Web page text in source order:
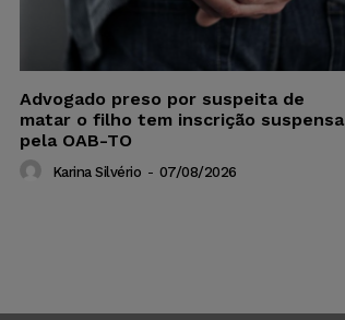
Advogado preso por suspeita de
matar o filho tem inscrição suspensa
pela OAB-TO
Karina Silvério - 07/08/2026